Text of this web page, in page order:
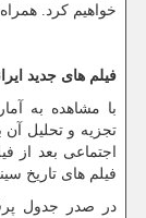
خواهیم کرد. همراه
فیلم های جدید
با مشاهده به
تجزیه و تحلیل
اجتماعی بعد از
فیلم های تاریخ
در صدر جدول